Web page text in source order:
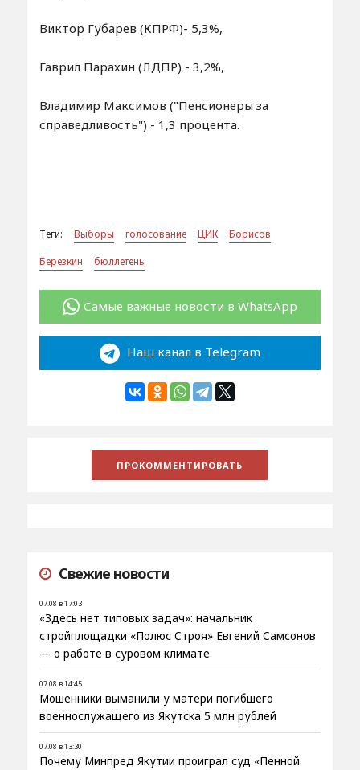
Виктор Губарев (КПРФ)- 5,3%,
Гаврил Парахин (ЛДПР) - 3,2%,
Владимир Максимов ("Пенсионеры за
справедливость") - 1,3 процента.
Теги: Выборы голосование ЦИК
Борисов
Березкин
бюллетень
Самые важные новости в WhatsApp
Наш канал в Telegram
Свежие новости
07.08 в 17:03
«Здесь нет типовых задач»: начальник
стройплощадки «Полюс Строя» Евгений Самсонов
— о работе в суровом климате
07.08 в 14:45
Мошенники выманили у матери погибшего
военнослужащего из Якутска 5 млн рублей
07.08 в 13:30
Почему Минпред Якутии проиграл суд «Пенной